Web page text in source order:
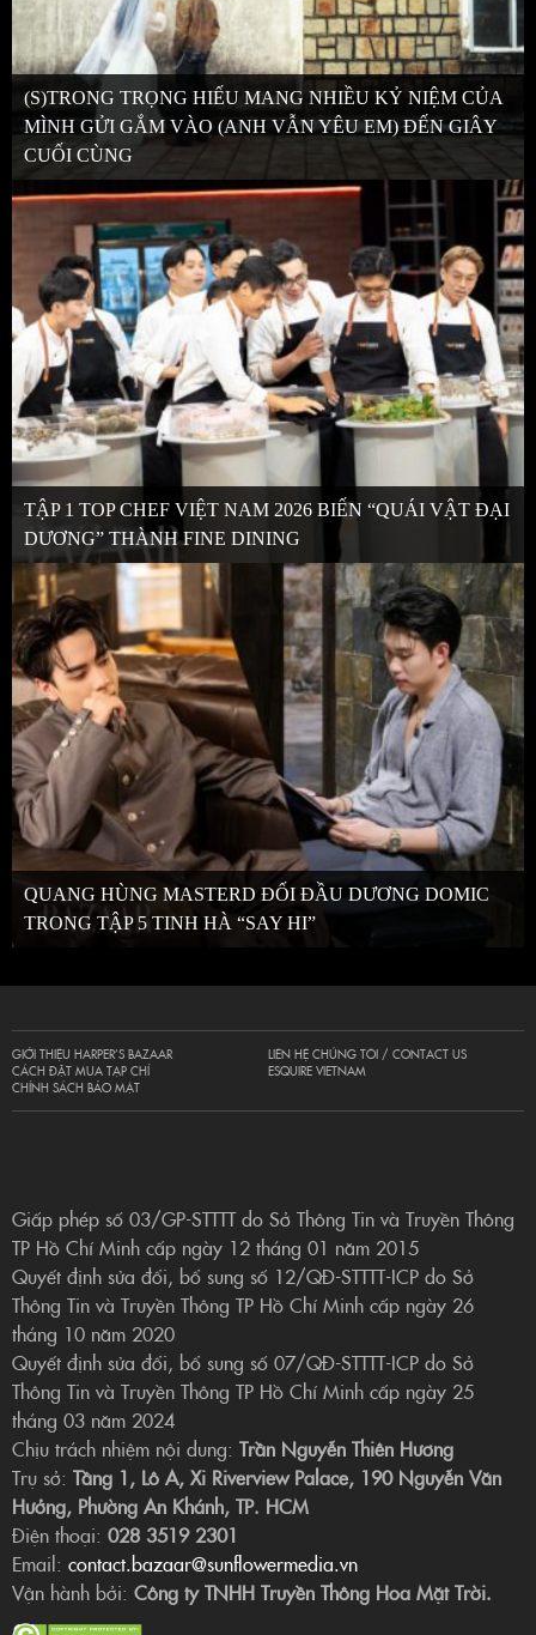
(S)TRONG TRỌNG HIẾU MANG NHIỀU KỶ NIỆM CỦA
MÌNH GỬI GẮM VÀO (ANH VẪN YÊU EM) ĐẾN GIÂY
CUỐI CÙNG
TẬP 1 TOP CHEF VIỆT NAM 2026 BIẾN “QUÁI VẬT ĐẠI
DƯƠNG” THÀNH FINE DINING
QUANG HÙNG MASTERD ĐỐI ĐẦU DƯƠNG DOMIC
TRONG TẬP 5 TINH HÀ “SAY HI”
GIỚI THIỆU HARPER’S BAZAAR
CÁCH ĐẶT MUA TẠP CHÍ
CHÍNH SÁCH BẢO MẬT
LIÊN HỆ CHÚNG TÔI / CONTACT US
ESQUIRE VIETNAM
Giấp phép số 03/GP-STTTT do Sở Thông Tin và Truyền Thông
TP Hồ Chí Minh cấp ngày 12 tháng 01 năm 2015
Quyết định sửa đổi, bổ sung số 12/QĐ-STTTT-ICP do Sở
Thông Tin và Truyền Thông TP Hồ Chí Minh cấp ngày 26
tháng 10 năm 2020
Quyết định sửa đổi, bổ sung số 07/QĐ-STTTT-ICP do Sở
Thông Tin và Truyền Thông TP Hồ Chí Minh cấp ngày 25
tháng 03 năm 2024
Chịu trách nhiệm nội dung: Trần Nguyễn Thiên Hương
Trụ sở: Tầng 1, Lô A, Xi Riverview Palace, 190 Nguyễn Văn
Hưởng, Phường An Khánh, TP. HCM
Điện thoại: 028 3519 2301
Email: contact.bazaar@sunflowermedia.vn
Vận hành bởi: Công ty TNHH Truyền Thông Hoa Mặt Trời.